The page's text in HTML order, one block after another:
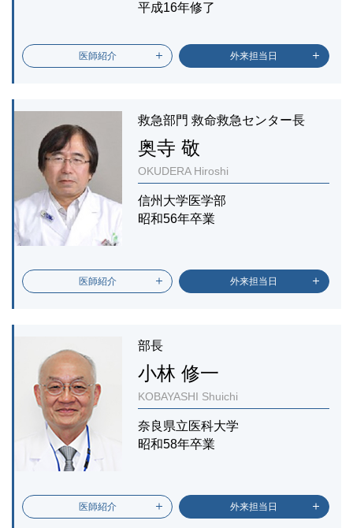
平成16年修了
医師紹介 外来担当日
救急部門 救命救急センター長
奥寺 敬
OKUDERA Hiroshi
信州大学医学部
昭和56年卒業
医師紹介 外来担当日
部長
小林 修一
KOBAYASHI Shuichi
奈良県立医科大学
昭和58年卒業
医師紹介 外来担当日